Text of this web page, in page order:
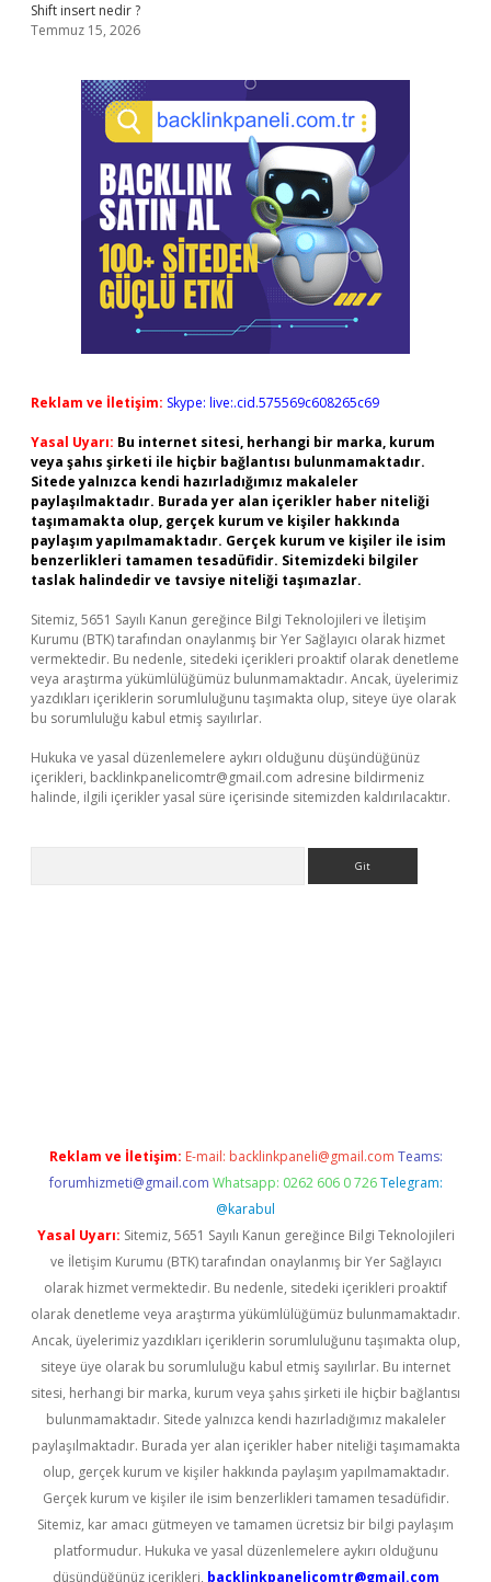
Shift insert nedir ?
Temmuz 15, 2026
Reklam ve İletişim: Skype: live:.cid.575569c608265c69
Yasal Uyarı: Bu internet sitesi, herhangi bir marka, kurum
veya şahıs şirketi ile hiçbir bağlantısı bulunmamaktadır.
Sitede yalnızca kendi hazırladığımız makaleler
paylaşılmaktadır. Burada yer alan içerikler haber niteliği
taşımamakta olup, gerçek kurum ve kişiler hakkında
paylaşım yapılmamaktadır. Gerçek kurum ve kişiler ile isim
benzerlikleri tamamen tesadüfidir. Sitemizdeki bilgiler
taslak halindedir ve tavsiye niteliği taşımazlar.
Sitemiz, 5651 Sayılı Kanun gereğince Bilgi Teknolojileri ve İletişim
Kurumu (BTK) tarafından onaylanmış bir Yer Sağlayıcı olarak hizmet
vermektedir. Bu nedenle, sitedeki içerikleri proaktif olarak denetleme
veya araştırma yükümlülüğümüz bulunmamaktadır. Ancak, üyelerimiz
yazdıkları içeriklerin sorumluluğunu taşımakta olup, siteye üye olarak
bu sorumluluğu kabul etmiş sayılırlar.
Hukuka ve yasal düzenlemelere aykırı olduğunu düşündüğünüz
içerikleri, backlinkpanelicomtr@gmail.com adresine bildirmeniz
halinde, ilgili içerikler yasal süre içerisinde sitemizden kaldırılacaktır.
Reklam ve İletişim: E-mail: backlinkpaneli@gmail.com Teams:
forumhizmeti@gmail.com Whatsapp: 0262 606 0 726 Telegram:
@karabul
Yasal Uyarı: Sitemiz, 5651 Sayılı Kanun gereğince Bilgi Teknolojileri
ve İletişim Kurumu (BTK) tarafından onaylanmış bir Yer Sağlayıcı
olarak hizmet vermektedir. Bu nedenle, sitedeki içerikleri proaktif
olarak denetleme veya araştırma yükümlülüğümüz bulunmamaktadır.
Ancak, üyelerimiz yazdıkları içeriklerin sorumluluğunu taşımakta olup,
siteye üye olarak bu sorumluluğu kabul etmiş sayılırlar. Bu internet
sitesi, herhangi bir marka, kurum veya şahıs şirketi ile hiçbir bağlantısı
bulunmamaktadır. Sitede yalnızca kendi hazırladığımız makaleler
paylaşılmaktadır. Burada yer alan içerikler haber niteliği taşımamakta
olup, gerçek kurum ve kişiler hakkında paylaşım yapılmamaktadır.
Gerçek kurum ve kişiler ile isim benzerlikleri tamamen tesadüfidir.
Sitemiz, kar amacı gütmeyen ve tamamen ücretsiz bir bilgi paylaşım
platformudur. Hukuka ve yasal düzenlemelere aykırı olduğunu
düşündüğünüz içerikleri, backlinkpanelicomtr@gmail.com